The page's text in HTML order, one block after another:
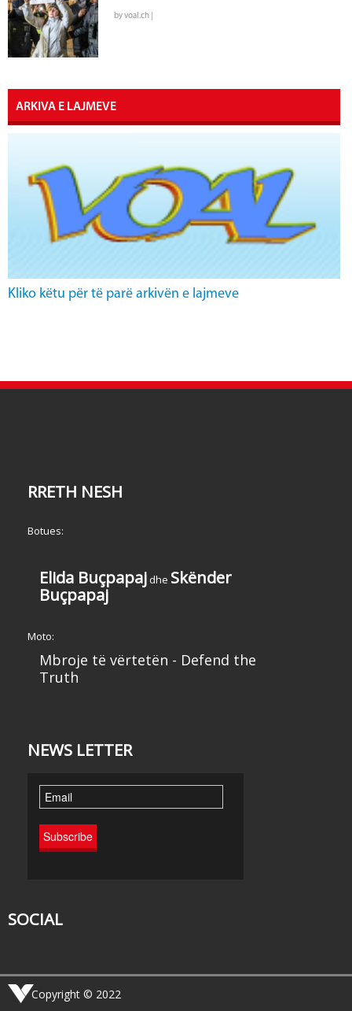
by voal.ch |
ARKIVA E LAJMEVE
Kliko këtu për të parë arkivën e lajmeve
RRETH NESH
Botues:
Elida Buçpapaj dhe Skënder
Buçpapaj
Moto:
Mbroje të vërtetën - Defend the
Truth
NEWS LETTER
SOCIAL
Copyright © 2022